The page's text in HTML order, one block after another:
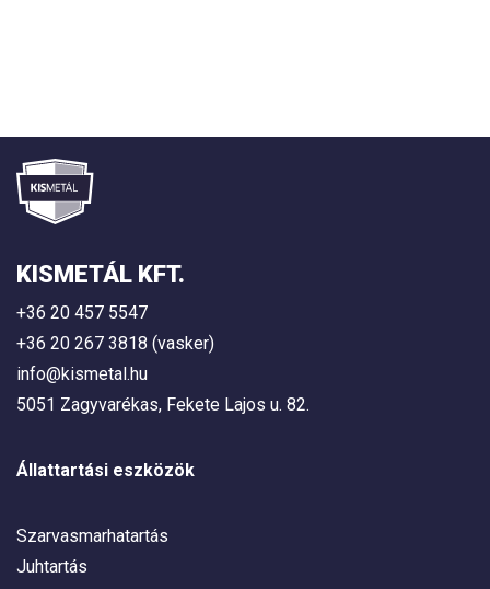
KISMETÁL KFT.
+36 20 457 5547
+36 20 267 3818 (vasker)
info@kismetal.hu
5051 Zagyvarékas, Fekete Lajos u. 82.
Állattartási eszközök
Szarvasmarhatartás
Juhtartás